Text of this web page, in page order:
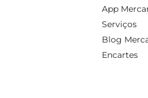
App
Serviços
Blog
Encartes